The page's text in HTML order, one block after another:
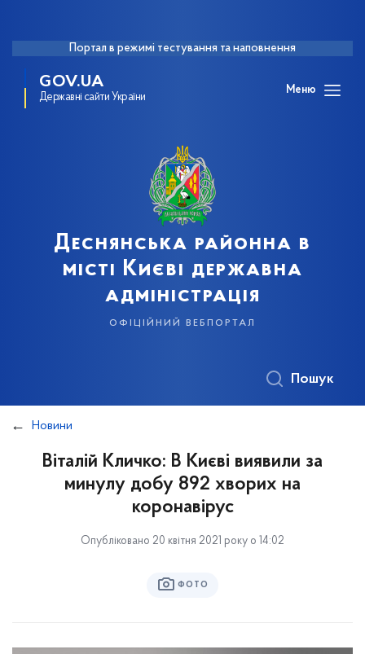
Портал в режимі тестування та наповнення
GOV.UA
Державні сайти України
Меню
Деснянська районна в
місті Києві державна
адміністрація
офіційний вебпортал
Пошук
Новини
Віталій Кличко: В Києві виявили за
минулу добу 892 хворих на
коронавірус
Опубліковано 20 квітня 2021 року о 14:02
ФОТО